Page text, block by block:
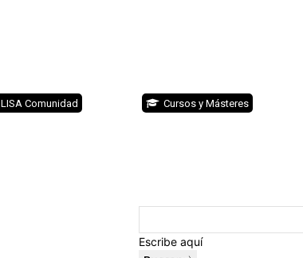
Cursos y Másteres
LISA Comunidad
Escribe aquí